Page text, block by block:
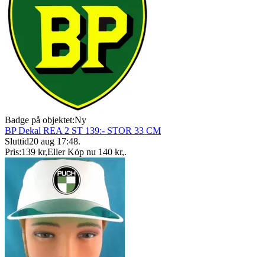
Badge på objektet:Ny
BP Dekal REA 2 ST 139:- STOR 33 CM
Sluttid20 aug 17:48.
Pris:139 kr,Eller Köp nu 140 kr,.